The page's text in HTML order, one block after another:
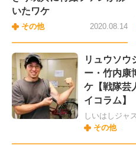
いたワケ
その他 2020.08.14
リュウソウ
ー・竹内康
ケ【戦隊芸
イコラム】
しいはしジャ
その他